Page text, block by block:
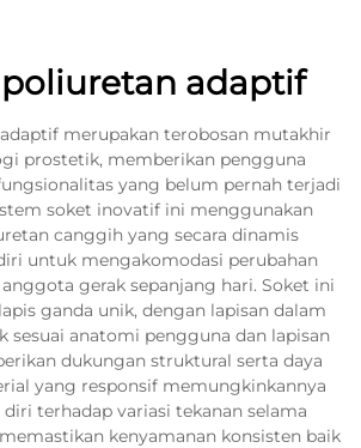
adaptif
merupakan terobosan mutakhir
prostetik, memberikan pengguna
yang belum pernah terjadi
soket inovatif ini menggunakan
canggih yang secara dinamis
untuk mengakomodasi perubahan
gerak sepanjang hari. Soket ini
ganda unik, dengan lapisan dalam
sesuai anatomi pengguna dan lapisan
dukungan struktural serta daya
yang responsif memungkinkannya
terhadap variasi tekanan selama
kenyamanan konsisten baik